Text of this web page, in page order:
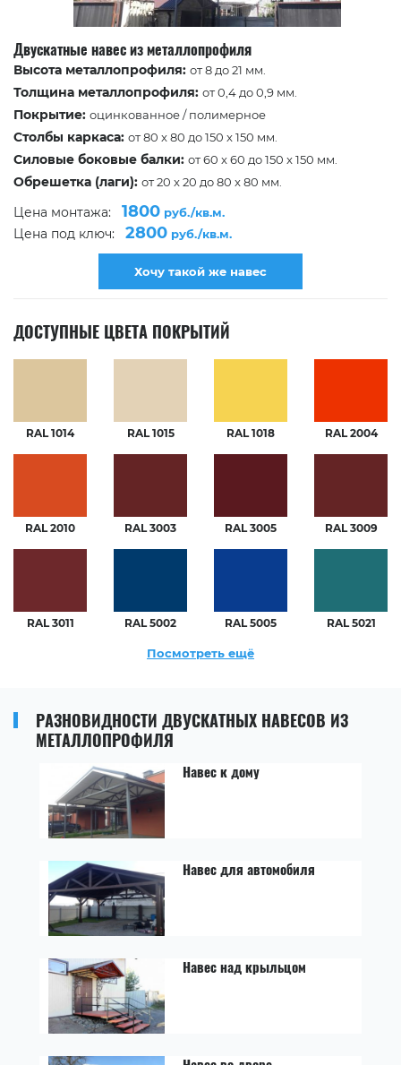
Двускатные навес из металлопрофиля
Высота металлопрофиля: от 8 до 21 мм.
Толщина металлопрофиля: от 0,4 до 0,9 мм.
Покрытие: оцинкованное / полимерное
Столбы каркаса: от 80 x 80 до 150 x 150 мм.
Силовые боковые балки: от 60 x 60 до 150 x 150 мм.
Обрешетка (лаги): от 20 x 20 до 80 x 80 мм.
Цена монтажа: 1800 руб./кв.м.
Цена под ключ: 2800 руб./кв.м.
Хочу такой же навес
ДОСТУПНЫЕ ЦВЕТА ПОКРЫТИЙ
RAL 1014 RAL 1015 RAL 1018 RAL 2004
RAL 2010 RAL 3003 RAL 3005 RAL 3009
RAL 3011 RAL 5002 RAL 5005 RAL 5021
Посмотреть ещё
РАЗНОВИДНОСТИ ДВУСКАТНЫХ НАВЕСОВ ИЗ
МЕТАЛЛОПРОФИЛЯ
Навес к дому
Навес для автомобиля
Навес над крыльцом